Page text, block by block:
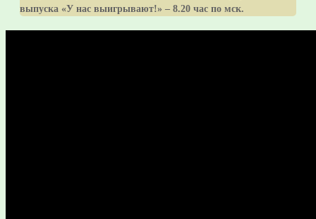
выпуска «У нас выигрывают!» – 8.20 час по мск.